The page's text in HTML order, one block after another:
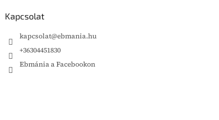
Kapcsolat
kapcsolat@ebmania.hu
+36304451830
Ebmánia a Facebookon